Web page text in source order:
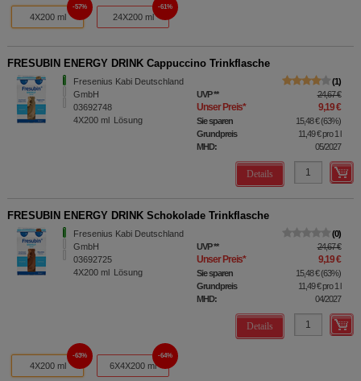
4X200 ml
57%
24X200 ml
61%
FRESUBIN ENERGY DRINK Cappuccino Trinkflasche
Fresenius Kabi Deutschland
GmbH
03692748
4X200 ml Lösung
1
UVP** 24,67 €
Unser Preis* 9,19 €
Sie sparen 15,48 €(63%)
Grundpreis
11,49 €pro 1 l
MHD:
05/2027
Details
FRESUBIN ENERGY DRINK Schokolade Trinkflasche
Fresenius Kabi Deutschland
GmbH
03692725
4X200 ml Lösung
0
UVP** 24,67 €
Unser Preis* 9,19 €
Sie sparen 15,48 €(63%)
Grundpreis
11,49 €pro 1 l
MHD:
04/2027
Details
4X200 ml
63%
6X4X200 ml
64%